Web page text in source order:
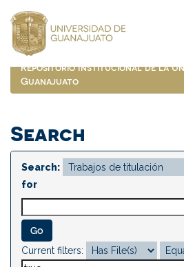
navigation
Repositorio Institucional de la
Guanajuato
Search
Search:
for
Current filters: